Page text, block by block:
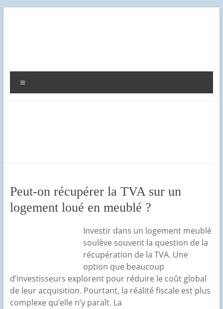
Diag
Expert
Peut-on récupérer la TVA sur un
logement loué en meublé ?
Investir dans un logement meublé
soulève souvent la question de la
récupération de la TVA. Une
option que beaucoup
d’investisseurs explorent pour réduire le coût global
de leur acquisition. Pourtant, la réalité fiscale est plus
complexe qu’elle n’y paraît. La